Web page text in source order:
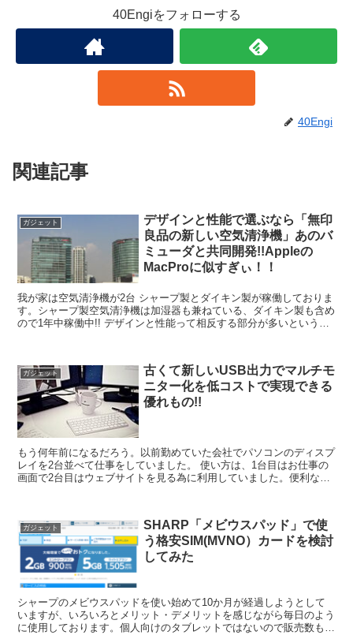
40Engiをフォローする
40Engi
関連記事
ガジェット
デザインと性能で選ぶなら「無印
良品の新しい空気清浄機」あのバ
ミューダと共同開発!!Appleの
MacProに似すぎぃ！！
我が家は空気清浄機が2台 シャープ製とダイキン製が稼働しておりま
す。シャープ製空気清浄機は加湿器も兼ねている、ダイキン製も含め
ので1年中稼働中!! デザインと性能って相反する部分が多いというの
ガジェット
古くて新しいUSB出力でマルチモ
ニター化を低コストで実現できる
優れもの!!
もう何年前になるだろう。以前勤めていた会社でパソコンのディスプ
レイを2台並べて仕事をしていました。 使い方は、1台目はお仕事の
画面で2台目はウェブサイトを見る為に利用していました。便利なん
ガジェット
SHARP「メビウスパッド」で使
う格安SIM(MVNO）カードを検討
してみた
シャープのメビウスパッドを使い始めて10か月が経過しようとして
いますが、いろいろとメリット・デメリットを感じながら毎日のよう
に使用しております。個人向けのタブレットではないので販売数も少